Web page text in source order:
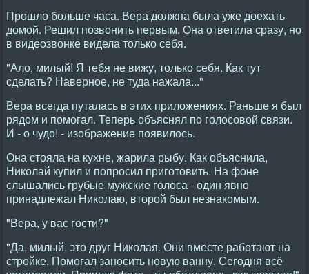
Прошло больше часа. Вера должна была уже доехать
домой. Решил позвонить первым. Она ответила сразу, но
в видеозвонке видела только себя.
"Ало, милый! Я тебя не вижу, только себя. Как тут
сделать? Наверное, не туда нажала..."
Вера всегда путалась в этих приложениях. Раньше я был
рядом и помогал. Теперь объяснял по голосовой связи.
И - о чудо! - изображение появилось.
Она стояла на кухне, жарила рыбу. Как объяснила,
Николай купил и попросил приготовить. На фоне
слышались грубые мужские голоса - один явно
принадлежал Николаю, второй был незнакомым.
"Вера, у вас гости?"
"Да, милый, это друг Николая. Они вместе работают на
стройке. Помогал заносить новую ванну. Сегодня всё